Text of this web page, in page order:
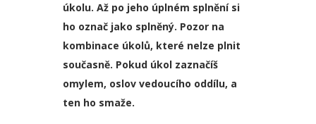
úkolu. Až po jeho úplném splnění si
ho označ jako splněný. Pozor na
kombinace úkolů, které nelze plnit
současně. Pokud úkol zaznačíš
omylem, oslov vedoucího oddílu, a
ten ho smaže.